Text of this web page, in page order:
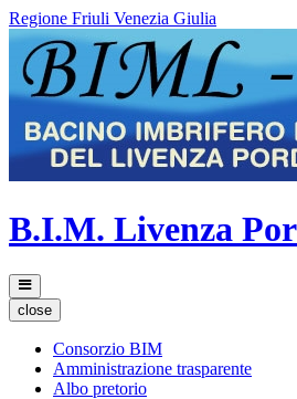
Regione Friuli Venezia Giulia
B.I.M. Livenza
close
Consorzio BIM
Amministrazione trasparente
Albo pretorio